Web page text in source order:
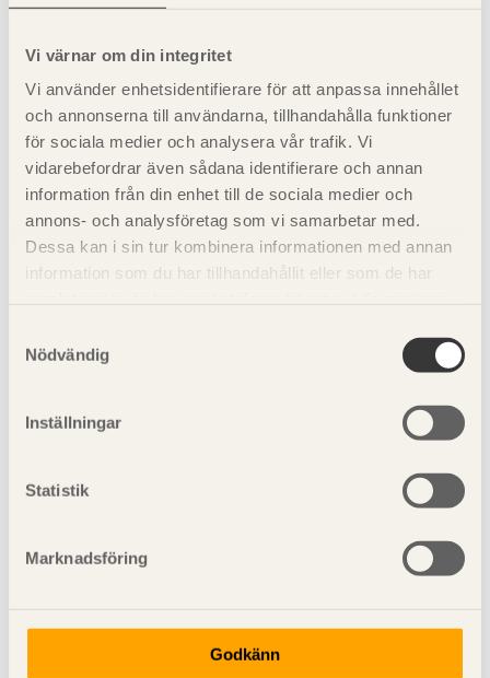
Vi värnar om din integritet
Vi använder enhetsidentifierare för att anpassa innehållet
och annonserna till användarna, tillhandahålla funktioner
för sociala medier och analysera vår trafik. Vi
vidarebefordrar även sådana identifierare och annan
information från din enhet till de sociala medier och
annons- och analysföretag som vi samarbetar med.
Dessa kan i sin tur kombinera informationen med annan
information som du har tillhandahållit eller som de har
Nödvändig
Inställningar
Statistik
Marknadsföring
Godkänn
upp samt att en part kortas cirka 1,5 m, i vilken lyftblocket
kopplas. Väggarna kopplas en och en med kätting i ena
lyftstroppen och lyftblockets krok i den andra
lyftstroppen. Väggen justeras till vågrät position för att
fördela vikten samt underlätta montaget.
Exempel på statiskt bestämda system för
hantering av bjälklagsplattor och väggskivor.